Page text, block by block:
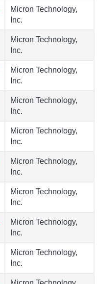
Micron Technology,
Inc.
Micron Technology,
Inc.
Micron Technology,
Inc.
Micron Technology,
Inc.
Micron Technology,
Inc.
Micron Technology,
Inc.
Micron Technology,
Inc.
Micron Technology,
Inc.
Micron Technology,
Inc.
Micron Technology,
Inc.
Micron Technology,
Inc.
Micron Technology,
Inc.
Micron Technology,
Inc.
Micron Technology,
Inc.
Micron Technology,
Inc.
Micron Technology,
Inc.
Micron Technology,
Inc.
Micron Technology,
Inc.